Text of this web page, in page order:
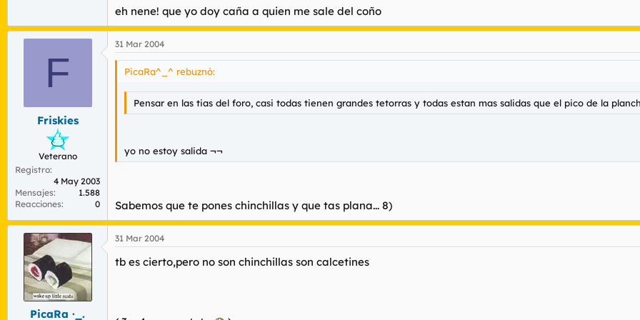
si quieres te la doy yo, la caña de españa
a mi solo me das caña tu
eh nene! que yo doy caña a quien me sale del coño
F
Friskies
Veterano
Registro
4 May 2003
Mensajes
1.588
Reacciones
0
31 Mar 2004
PicaRa^_^ rebuznó:
Pensar en las tias del foro, casi todas tienen grandes tetorras y todas estan mas salidas que el pico de la
yo no estoy salida ¬¬
Sabemos que te pones chinchillas y que tas plana... 8)
PicaRa ·_.
31 Mar 2004
tb es cierto,pero no son chinchillas son calcetines